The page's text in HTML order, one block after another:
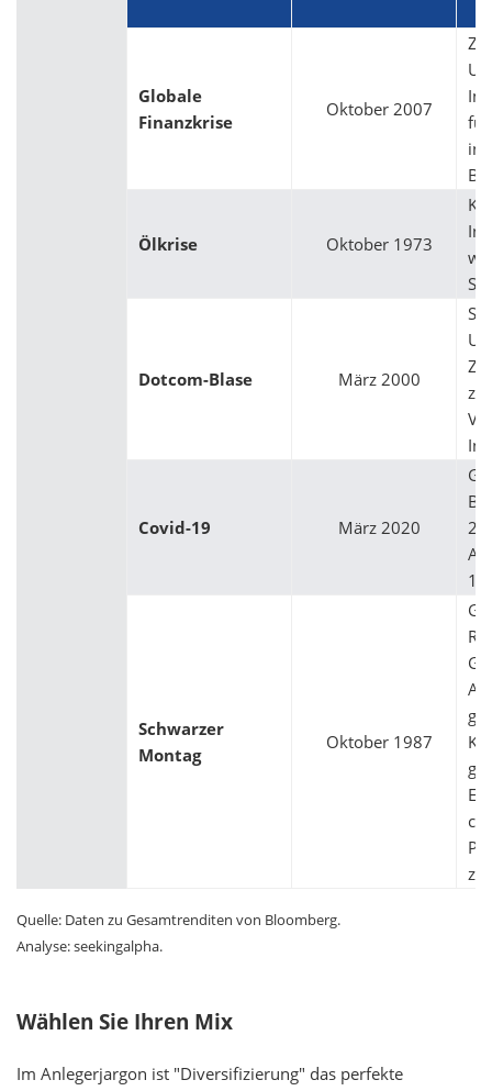
Globale
Finanzkrise
Oktober 2007
Ölkrise Oktober 1973
Dotcom-Blase März 2000
Covid-19 März 2020
Schwarzer
Montag
Oktober 1987
Quelle: Daten zu Gesamtrenditen von Bloomberg.
Analyse: seekingalpha.
Wählen Sie Ihren Mix
Im Anlegerjargon ist "Diversifizierung" das perfekte